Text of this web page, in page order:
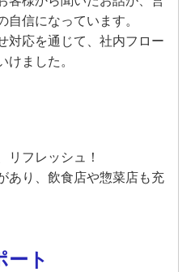
自信になっています。
対応を通じて、社内フロー
けました。
リフレッシュ！
あり、飲食店や惣菜店も充
ート